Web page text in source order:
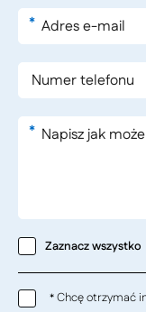
*
*
Zaznacz wszystko
*Chcę otrzymać